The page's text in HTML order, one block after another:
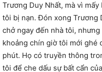
Trương Duy Nhất, mà vì
tôi bị nạn. Đón xong Trương
chở ngay đến nhà tôi,
khoảng chín giờ tôi mới ghé
phút. Họ có truyền thông
tôi để che dấu sự bất cẩn